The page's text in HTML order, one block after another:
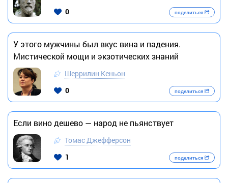
0
поделиться
У этого мужчины был вкус вина и падения.
Мистической мощи и экзотических знаний
Шеррилин Кеньон
0
поделиться
Если вино дешево — народ не пьянствует
Томас Джефферсон
1
поделиться